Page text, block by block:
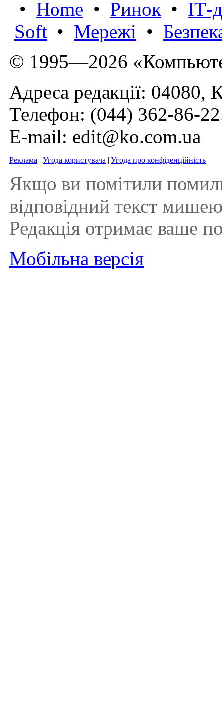
• Home • Ринок • IТ-
Soft • Мережі •
© 1995—2026
Адреса редакції: 04080,
Телефон: (044) 362-86-22
E-mail: edit@ko.com.ua
Реклама | Угода користувача | Угода про конфіденційність
Якщо ви помітили
відповідний текст
Редакція отримає ваше
Мобільна версія